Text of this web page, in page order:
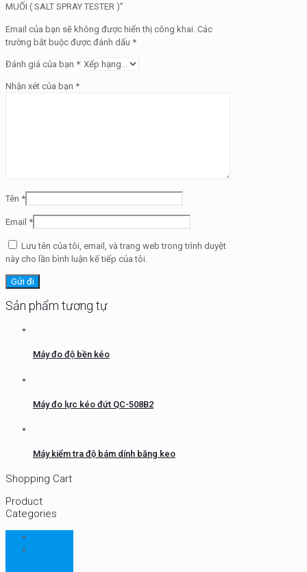
MUỐI ( SALT SPRAY TESTER )”
Email của bạn sẽ không được hiển thị công khai. Các
trường bắt buộc được đánh dấu *
Đánh giá của bạn *
Nhận xét của bạn *
Tên *
Email *
Lưu tên của tôi, email, và trang web trong trình duyệt
này cho lần bình luận kế tiếp của tôi.
Sản phẩm tương tự
Máy đo độ bền kéo
Máy đo lực kéo đứt QC-508B2
Máy kiểm tra độ bám dính băng keo
Shopping Cart
Product
Categories